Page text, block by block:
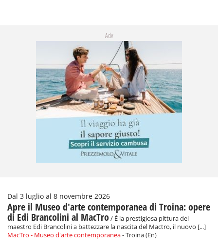
Adv
Dal 3 luglio al 8 novembre 2026
Apre il Museo d'arte contemporanea di Troina: opere
di Edi Brancolini al MacTro/ È la prestigiosa pittura del
maestro Edi Brancolini a battezzare la nascita del Mactro, il nuovo [...]
MacTro - Museo d'arte contemporanea- Troina (En)